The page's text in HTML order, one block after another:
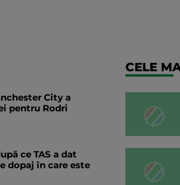
City a
pentru Rodri
ce TAS a dat
dopaj în care este
CELE